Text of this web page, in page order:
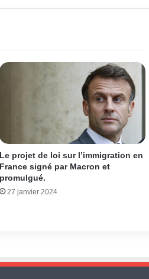
Le projet de loi sur l’immigration en
France signé par Macron et
promulgué.
27 janvier 2024